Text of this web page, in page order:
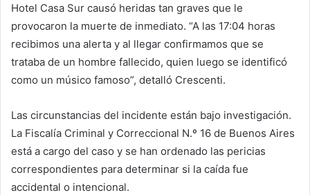
Hotel Casa Sur causó heridas tan graves que le
provocaron la muerte de inmediato. “A las 17:04 horas
recibimos una alerta y al llegar confirmamos que se
trataba de un hombre fallecido, quien luego se identificó
como un músico famoso”, detalló Crescenti.
Las circunstancias del incidente están bajo investigación.
La Fiscalía Criminal y Correccional N.º 16 de Buenos Aires
está a cargo del caso y se han ordenado las pericias
correspondientes para determinar si la caída fue
accidental o intencional.